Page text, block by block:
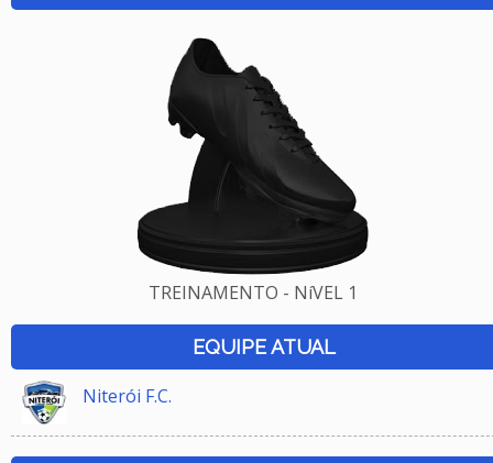
TREINAMENTO - NíVEL 1
EQUIPE ATUAL
Niterói F.C.